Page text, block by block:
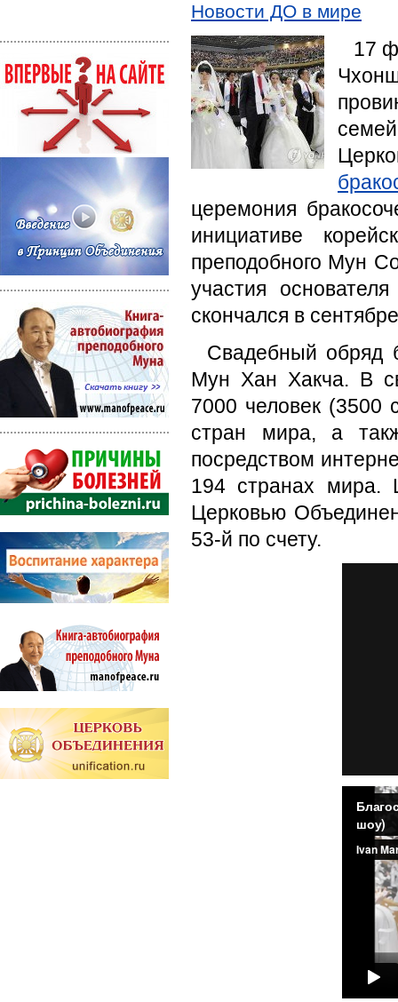
Новости ДО в мире
17
церемония
инициативе
преподобного Мун
участия
скончался в
Свадебный обряд
Мун Хан Хакча. В
7000 человек (3500
стран мира, а
посредством
194 странах мира.
Церковью
53-й по счету.